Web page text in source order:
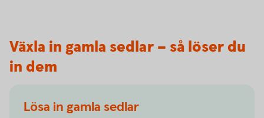
Växla in gamla sedlar – så löser du
in dem
Lösa in gamla sedlar